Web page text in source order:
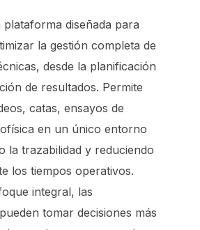
plataforma diseñada para
la gestión completa de
desde la planificación
de resultados. Permite
catas, ensayos de
en un único entorno
la trazabilidad y reduciendo
los tiempos operativos.
integral, las
tomar decisiones más